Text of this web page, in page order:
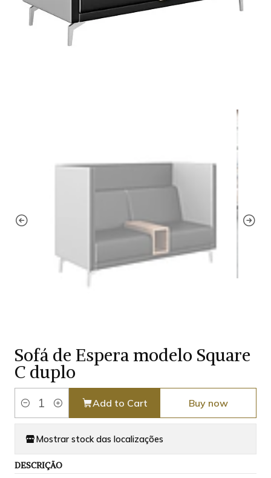
Sofá de Espera modelo Square
C duplo
Quantity
Add to Cart Buy now
Mostrar stock das localizações
DESCRIÇÃO